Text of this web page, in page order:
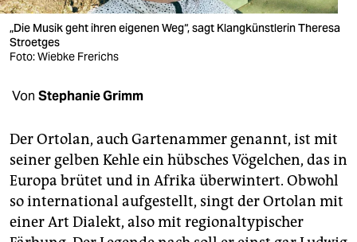
verlag
verlag
shop
fragen & hilfe
unterstützen
abo
genossenschaft
„Die Musik geht ihren eigenen Weg“, sagt Klangkünstlerin Theresa
Stroetges
Foto: Wiebke Frerichs
Von Stephanie Grimm
Der Ortolan, auch Gartenammer genannt, ist mit
seiner gelben Kehle ein hübsches Vögelchen, das in
Europa brütet und in Afrika überwintert. Obwohl
so international aufgestellt, singt der Ortolan mit
einer Art Dialekt, also mit regionaltypischer